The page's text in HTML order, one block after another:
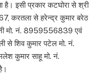
इसी प्रकार कटघोरा से श्री
करतला से हरेन्द्र कुमार बरेठ
मो. नं. 8959556839 एवं
से शिव कुमार पटेल मो. नं.
कुमार साहू मो. नं.